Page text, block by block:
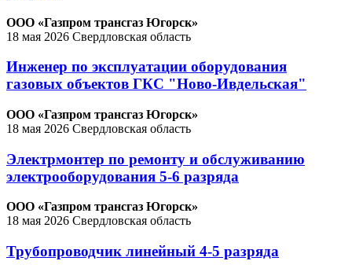
ООО «Газпром трансгаз Югорск»
18 мая 2026 Свердловская область
Инженер по эксплуатации оборудования
газовых объектов ГКС "Ново-Ивдельская"
ООО «Газпром трансгаз Югорск»
18 мая 2026 Свердловская область
Электрмонтер по ремонту и обслуживанию
электрооборудования 5-6 разряда
ООО «Газпром трансгаз Югорск»
18 мая 2026 Свердловская область
Трубопроводчик линейный 4-5 разряда